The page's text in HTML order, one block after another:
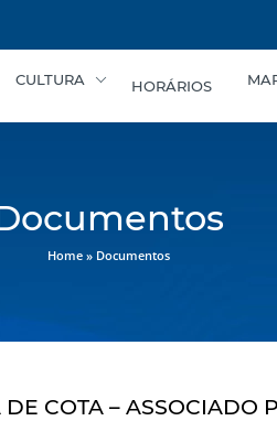
CULTURA HORÁRIOS
Home» Documentos
COTA – ASSOCIADO